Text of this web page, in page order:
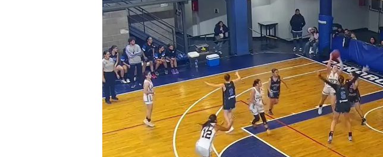
Cines
Economía y campo
Economía y finanzas
Con el campo
Espacio empresas
Sociedad y tiempo libre
Sociedad
Tecnología
Turismo
Salud
Es viral
El tiempo